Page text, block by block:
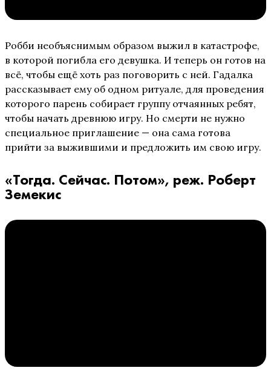
Робби необъяснимым образом выжил в катастрофе,
в которой погибла его девушка. И теперь он готов на
всё, чтобы ещё хоть раз поговорить с ней. Гадалка
рассказывает ему об одном ритуале, для проведения
которого парень собирает группу отчаянных ребят,
чтобы начать древнюю игру. Но смерти не нужно
специальное приглашение — она сама готова
прийти за выжившими и предложить им свою игру.
«Тогда. Сейчас. Потом», реж. Роберт
Земекис